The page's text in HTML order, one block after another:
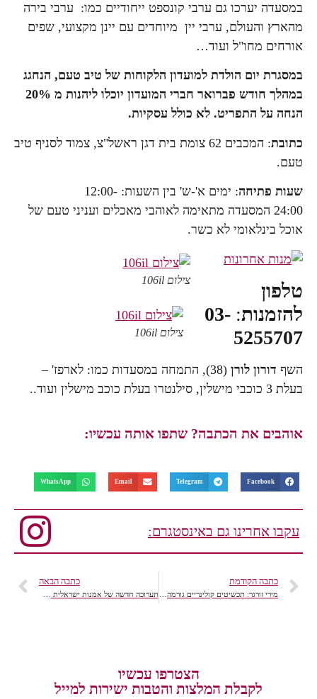
במסעדה יערכו גם ערבי קונספט ייחודיים כמו: ערבי בירה
מהארץ והעולם, ערבי יין מיוחדים עם יינן מקצועי, שפים
אורחים מחו"ל ועוד…
במסגרת יום הולדת למועדון הלקוחות של טיב טעם, הנחגג
במהלך חודש פברואר חברי המועדון יוכלו ליהנות מ 20%
הנחה על התפריט. לא כולל עסקיות.
כתובת
: המכבים 62 צומת בית דגן ראשל"צ, צמוד לסניף טיב
טעם.
שעות פתיחה
: ימים א'-ש' בין השעות: 12:00-
24:00 המסעדה מתאימה לאוהבי מאכלים ועניני טעם של
אוכל בינלאומי לא כשר.
צילום 106il
צילום 106il
טלפון
להזמנות:
03-
5255707
השף דורון לורן
(38), התמחה במסעדות כמו: לארפז' –
בעלת 3 כוכבי מישלין, סילנטרו בעלת כוכב מישלין ועוד..
אוהבים את הכתבה? שתפו אותה עכשיו:
Facebook
Telegram
Email
WhatsApp
עקבו אחרינו גם באינסטגרם:
כתבה הקודמת
מירי זורגר: תכשיטים קולינריים גורמה, בניחוח צרפתי יוקרתי
כתבה הבאה
תערוכה חדשה של אמנות ישראלית מאוסף מוזיאון תל אביב
הצטרפו עכשיו
לקבלת המלצות והטבות ישירות למייל